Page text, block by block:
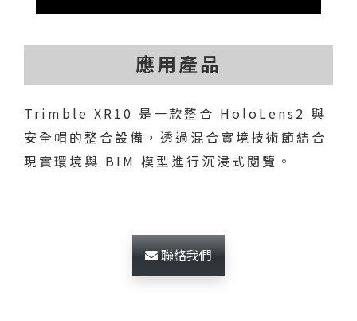
應用產品
Trimble XR10 是一款整合 HoloLens2 與
安全帽的整合設備，透過混合實境技術節結合
現實環境與 BIM 模型進行沉浸式閱覽。
聯絡我們